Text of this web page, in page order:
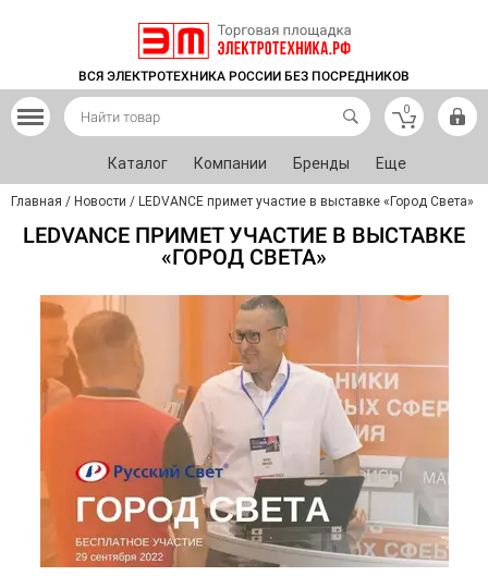
ВСЯ ЭЛЕКТРОТЕХНИКА РОССИИ БЕЗ ПОСРЕДНИКОВ
0
Каталог Компании Бренды Еще
Главная / Новости / LEDVANCE примет участие в выставке «Город Света»
LEDVANCE ПРИМЕТ УЧАСТИЕ В ВЫСТАВКЕ
«ГОРОД СВЕТА»